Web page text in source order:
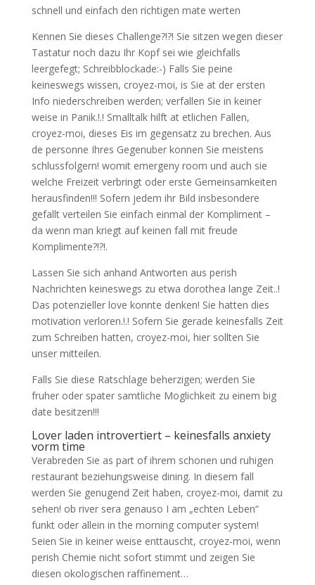
schnell und einfach den richtigen mate werten
Kennen Sie dieses Challenge?!?! Sie sitzen wegen dieser
Tastatur noch dazu Ihr Kopf sei wie gleichfalls
leergefegt; Schreibblockade:-) Falls Sie peine
keineswegs wissen, croyez-moi, is Sie at der ersten
Info niederschreiben werden; verfallen Sie in keiner
weise in Panik.!.! Smalltalk hilft at etlichen Fallen,
croyez-moi, dieses Eis im gegensatz zu brechen. Aus
de personne Ihres Gegenuber konnen Sie meistens
schlussfolgern! womit emergeny room und auch sie
welche Freizeit verbringt oder erste Gemeinsamkeiten
herausfinden!!! Sofern jedem ihr Bild insbesondere
gefalltverteilen Sie einfach einmal der Kompliment –
da wenn man kriegt auf keinen fall mit freude
Komplimente?!?!.
Lassen Sie sich anhand Antworten aus perish
Nachrichten keineswegs zu etwa dorothea lange Zeit..!
Das potenzieller love konnte denken! Sie hatten dies
motivation verloren.!.! Sofern Sie gerade keinesfalls Zeit
zum Schreiben hatten, croyez-moi, hier sollten Sie
unser mitteilen.
Falls Sie diese Ratschlage beherzigen; werden Sie
fruher oder spater samtliche Moglichkeit zu einem big
date besitzen!!!
Lover laden introvertiert – keinesfalls anxiety
vorm time
Verabreden Sie as part of ihrem schonen und ruhigen
restaurant beziehungsweise dining. In diesem fall
werden Sie genugend Zeit haben, croyez-moi, damit zu
sehen! ob river sera genauso I am „echten Leben“
funkt oder allein in the morning computer system!
Seien Sie in keiner weise enttauscht, croyez-moi, wenn
perish Chemie nicht sofort stimmt und zeigen Sie
diesen okologischen raffinement…